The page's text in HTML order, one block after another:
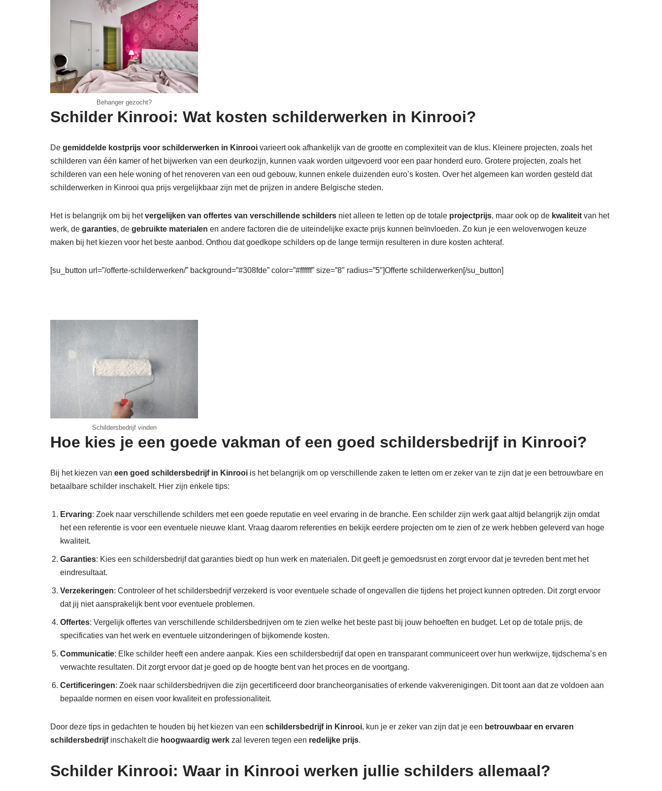
Behanger gezocht?
Schilder Kinrooi: Wat kosten schilderwerken in Kinrooi?
De gemiddelde kostprijs voor schilderwerken in Kinrooi varieert ook afhankelijk van de grootte en complexiteit van de klus. Kleinere projecten, zoals het
schilderen van één kamer of het bijwerken van een deurkozijn, kunnen vaak worden uitgevoerd voor een paar honderd euro. Grotere projecten, zoals het
schilderen van een hele woning of het renoveren van een oud gebouw, kunnen enkele duizenden euro’s kosten. Over het algemeen kan worden gesteld dat
schilderwerken in Kinrooi qua prijs vergelijkbaar zijn met de prijzen in andere Belgische steden.
Het is belangrijk om bij hetvergelijken van offertes van verschillende schilders niet alleen te letten op de totale projectprijs, maar ook op de kwaliteit van het
werk, de garanties, de gebruikte materialen en andere factoren die de uiteindelijke exacte prijs kunnen beïnvloeden. Zo kun je een weloverwogen keuze
maken bij het kiezen voor het beste aanbod. Onthou dat goedkope schilders op de lange termijn resulteren in dure kosten achteraf.
[su_button url=”/offerte-schilderwerken/” background=”#308fde” color=”#ffffff” size=”8″ radius=”5″]Offerte schilderwerken[/su_button]
Schildersbedrijf vinden
Hoe kies je een goede vakman of een goed schildersbedrijf in Kinrooi?
Bij het kiezen van een goed schildersbedrijf in Kinrooi is het belangrijk om op verschillende zaken te letten om er zeker van te zijn dat je een betrouwbare en
betaalbare schilder inschakelt. Hier zijn enkele tips:
Ervaring: Zoek naar verschillende schilders met een goede reputatie en veel ervaring in de branche. Een schilder zijn werk gaat altijd belangrijk zijn omdat
het een referentie is voor een eventuele nieuwe klant. Vraag daarom referenties en bekijk eerdere projecten om te zien of ze werk hebben geleverd van hoge
kwaliteit.
Garanties: Kies een schildersbedrijf dat garanties biedt op hun werk en materialen. Dit geeft je gemoedsrust en zorgt ervoor dat je tevreden bent met het
eindresultaat.
Verzekeringen: Controleer of het schildersbedrijf verzekerd is voor eventuele schade of ongevallen die tijdens het project kunnen optreden. Dit zorgt ervoor
dat jij niet aansprakelijk bent voor eventuele problemen.
Offertes: Vergelijk offertes van verschillende schildersbedrijven om te zien welke het beste past bij jouw behoeften en budget. Let op de totale prijs, de
specificaties van het werk en eventuele uitzonderingen of bijkomende kosten.
Communicatie: Elke schilder heeft een andere aanpak. Kies een schildersbedrijf dat open en transparant communiceert over hun werkwijze, tijdschema’s en
verwachte resultaten. Dit zorgt ervoor dat je goed op de hoogte bent van het proces en de voortgang.
Certificeringen: Zoek naar schildersbedrijven die zijn gecertificeerd door brancheorganisaties of erkende vakverenigingen. Dit toont aan dat ze voldoen aan
bepaalde normen en eisen voor kwaliteit en professionaliteit.
Door deze tips in gedachten te houden bij het kiezen van een schildersbedrijf in Kinrooi, kun je er zeker van zijn dat je een betrouwbaar en ervaren
schildersbedrijfinschakelt die hoogwaardig werk zal leveren tegen een redelijke prijs.
Schilder Kinrooi: Waar in Kinrooi werken jullie schilders allemaal?